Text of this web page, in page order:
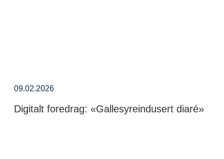
09.02.2026
Digitalt foredrag: «Gallesyreindusert diaré»